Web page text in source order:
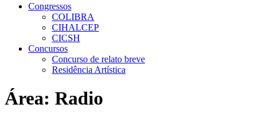
Congressos
COLIBRA
CIHALCEP
CICSH
Concursos
Concurso de relato breve
Residência Artística
Área: Radio